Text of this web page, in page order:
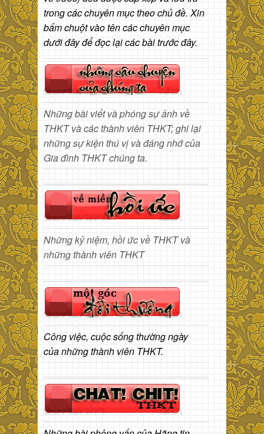
trong các chuyên mục theo chủ đề. Xin
bấm chuột vào tên các chuyên mục
dưới đây để đọc lại các bài trước đây.
Những bài viết và phóng sự ảnh về
THKT và các thành viên THKT; ghi lại
những sự kiện thú vị và đáng nhớ của
Gia đình THKT chúng ta.
Những kỷ niệm, hồi ức về THKT và
những thành viên THKT
Công việc, cuộc sống thường ngày
của những thành viên THKT.